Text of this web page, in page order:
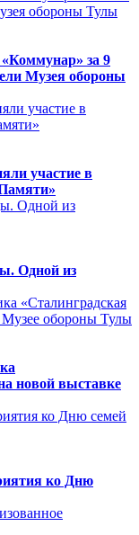
за 9
Музея обороны
участие в
Одной из
новой выставке
ко Дню